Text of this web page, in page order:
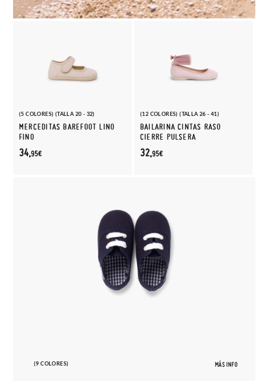
(5 COLORES) (TALLA 20 - 32)
MERCEDITAS BAREFOOT LINO
FINO
34,95€
(12 COLORES) (TALLA 26 - 41)
BAILARINA CINTAS RASO
CIERRE PULSERA
32,95€
(9 COLORES) MÁS INFO